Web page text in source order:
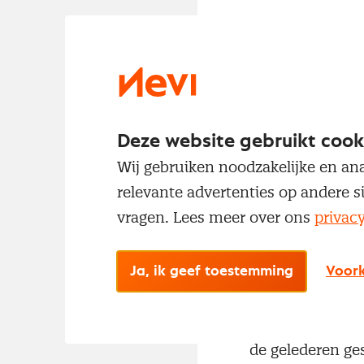
In het
ziekenhuizen
zich onder
kostenreductie
de
de gelederen
Deze website gebruikt
Wij gebruiken noodzakelijke en
relevante advertenties op andere
vragen. Lees meer over ons
Ja, ik geef toestemming